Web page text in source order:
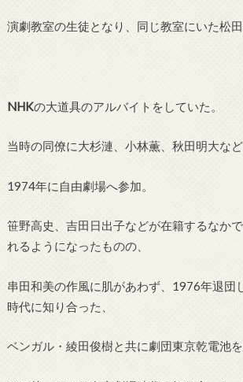
演劇教室の生徒となり、同じ教室にいた松田
NHKの大道具のアルバイトをしていた。
当時の同僚に大杉漣、小林薫、秋田明大など
1974年に自由劇場へ参加。
笹野高史、吉田日出子などが在籍するなか
れるようになったものの、
串田和美の作風に肌があわず、1976年退団
時代に知り合った、
ベンガル・綾田俊樹と共に劇団東京乾電池を